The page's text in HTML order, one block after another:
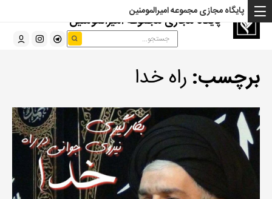
پایگاه مجازی مجموعه امیرالمومنین
پایگاه مجازی مجموعه امیرالمومنین
برچسب: راه خدا